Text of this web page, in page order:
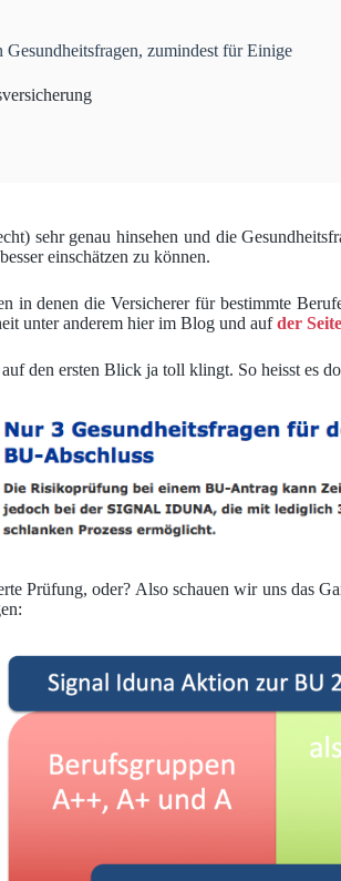
zumindest für Einige
sehr genau hinsehen und die
einschätzen zu können.
denen die Versicherer für bestimmte
unter anderem hier im Blog und aufder
den ersten Blick ja toll klingt. So heisst es
Prüfung, oder? Also schauen wir uns das